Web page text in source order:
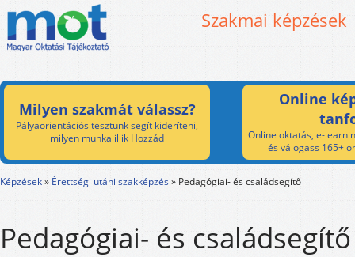
Szakmai képzések
Milyen szakmát válassz?
Pályaorientációs tesztünk segít kideríteni,
milyen munka illik Hozzád
Online
Online oktatás, e-
és válogass 165+
Képzések» Érettségi utáni szakképzés» Pedagógiai- és családsegítő
Pedagógiai- és